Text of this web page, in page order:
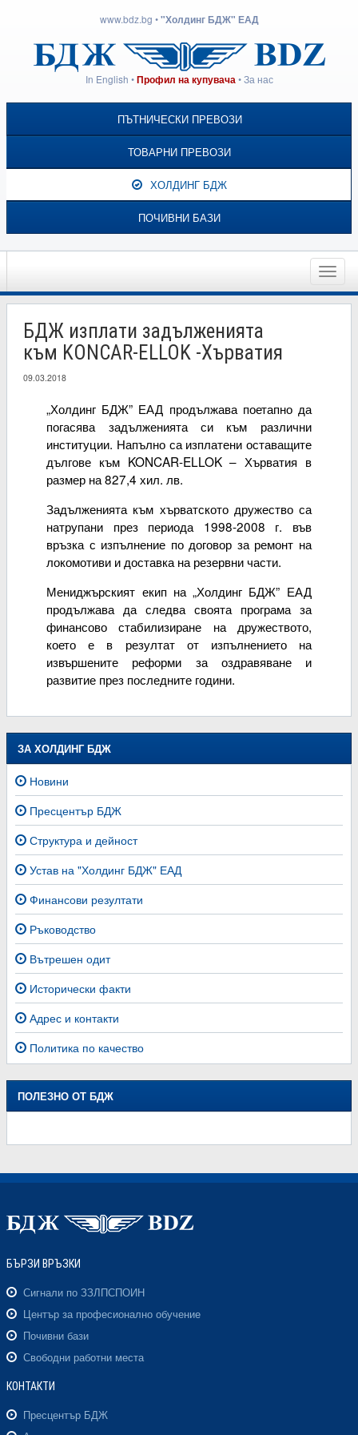
www.bdz.bg •"Холдинг БДЖ" ЕАД
In English •Профил на купувача •За нас
ПЪТНИЧЕСКИ ПРЕВОЗИ
ТОВАРНИ ПРЕВОЗИ
ХОЛДИНГ БДЖ
ПОЧИВНИ БАЗИ
Toggle
БДЖ изплати задълженията
към KONCAR-ELLOK -Хърватия
09.03.2018
„Холдинг БДЖ” ЕАД продължава поетапно да
погасява задълженията си към различни
институции. Напълно са изплатени оставащите
дългове към KONCAR-ELLOK – Хърватия в
размер на 827,4 хил. лв.
Задълженията към хърватското дружество са
натрупани през периода 1998-2008 г. във
връзка с изпълнение по договор за ремонт на
локомотиви и доставка на резервни части.
Мениджърският екип на „Холдинг БДЖ” ЕАД
продължава да следва своята програма за
финансово стабилизиране на дружеството,
което е в резултат от изпълнението на
извършените реформи за оздравяване и
развитие през последните години.
ЗА ХОЛДИНГ БДЖ
Новини
Пресцентър БДЖ
Структура и дейност
Устав на "Холдинг БДЖ" ЕАД
Финансови резултати
Ръководство
Вътрешен одит
Исторически факти
Адрес и контакти
Политика по качество
ПОЛЕЗНО ОТ БДЖ
БЪРЗИ ВРЪЗКИ
Сигнали по ЗЗЛПСПОИН
Център за професионално обучение
Почивни бази
Свободни работни места
КОНТАКТИ
Пресцентър БДЖ